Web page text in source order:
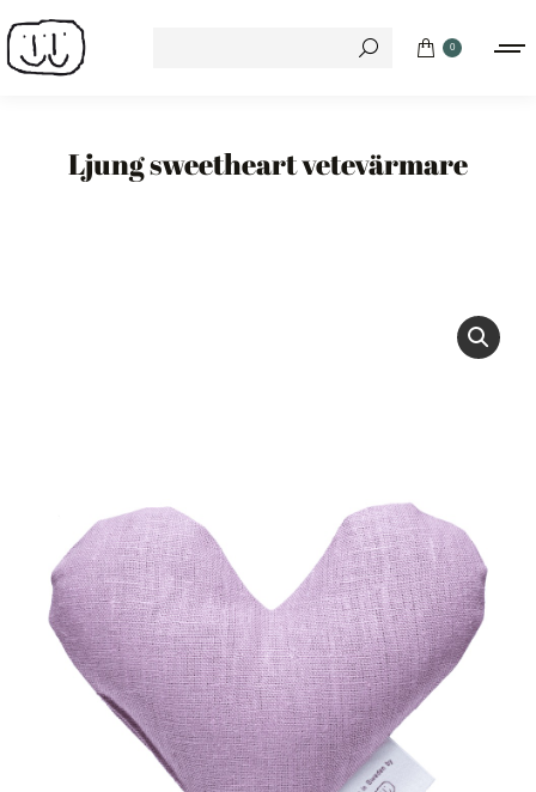
0
Ljung sweetheart vetevärmare